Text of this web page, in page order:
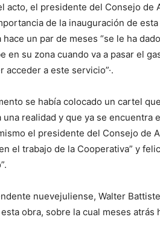
acto, el presidente del Consejo de
de la inauguración de
un par de meses “se le ha
en su zona cuando va a pasar el
a este servicio”·.
se había colocado un cartel
realidad y que ya se encuentra
el presidente del Consejo de
el trabajo de la Cooperativa” y
nuevejuliense, Walter
obra, sobre la cual meses